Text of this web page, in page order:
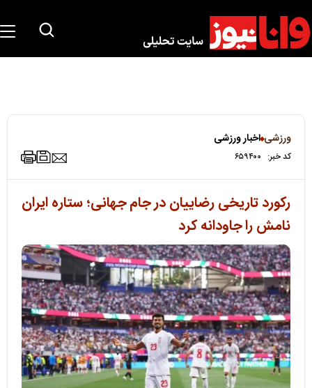
ورزشی اخبار ورزشی
کد خبر: ۶۵۹۴۰۰
رکورد تاریخی رضاییان در جام جهانی؛ ستاره ایران
نامش را جاودانه کرد